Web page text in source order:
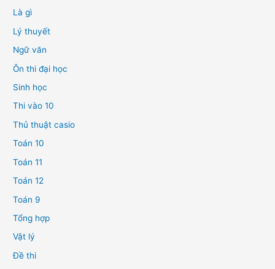
Là gì
Lý thuyết
Ngữ văn
Ôn thi đại học
Sinh học
Thi vào 10
Thủ thuật casio
Toán 10
Toán 11
Toán 12
Toán 9
Tổng hợp
Vật lý
Đề thi